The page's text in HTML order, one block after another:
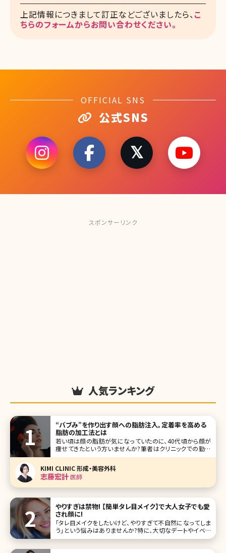
上記情報につきまして訂正などございましたら、こ
ちらのフォームからお問い合わせください。
OFFICIAL SNS
公式SNS
スポンサーリンク
人気ランキング
“バブみ”を作り出す顔への脂肪注入。定着率を高める
脂肪の加工法とは
若い頃は顔の脂肪が気になっていたのに、40代頃から顔が
痩せてきたという方いませんか?筆者はクリニックでの勤務
中や街中で30代以上の方を毎日何十人も見ていますが、お
顔のボリュームがある方よりも痩せていて骨張ってきている
方がほとんどを占めています。 ただ、本人はあまり気づいて
おらず、顔が痩せたの
KIMI CLINIC 形成・美容外科
志藤宏計医師
やりすぎは禁物! 【簡単タレ目メイク】で大人女子でも愛
され顔に!
「タレ目メイクをしたいけど、やりすぎて不自然になってしま
う」という悩みはありませんか?特に、大切なデートやイベン
トの日にメイクが失敗するのは避けたいですよね。そこで、今